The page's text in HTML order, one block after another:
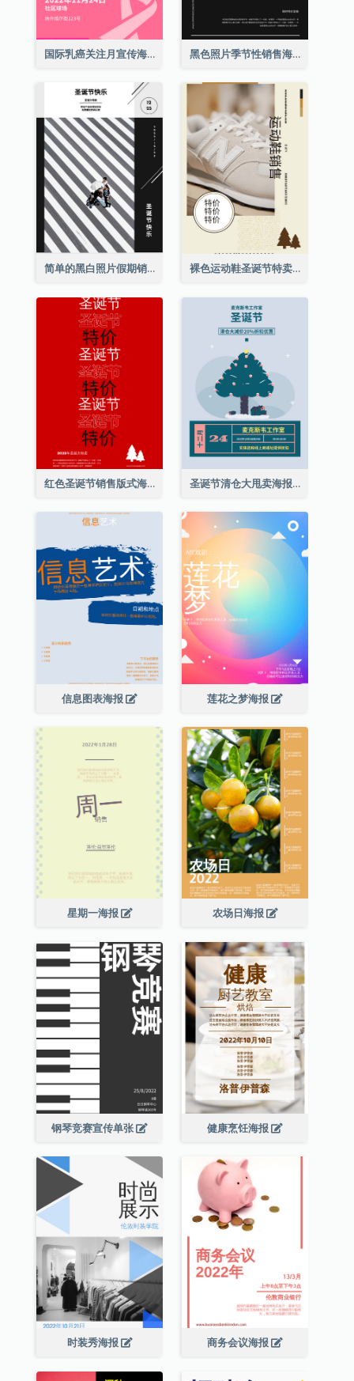
国际乳癌关注月宣传海报 黑色照片季节性销售海报
简单的黑白照片假期销售海报 裸色运动鞋圣诞节特卖海报
红色圣诞节销售版式海报 圣诞节清仓大甩卖海报
信息图表海报 莲花之梦海报
星期一海报 农场日海报
钢琴竞赛宣传单张 健康烹饪海报
时装秀海报 商务会议海报